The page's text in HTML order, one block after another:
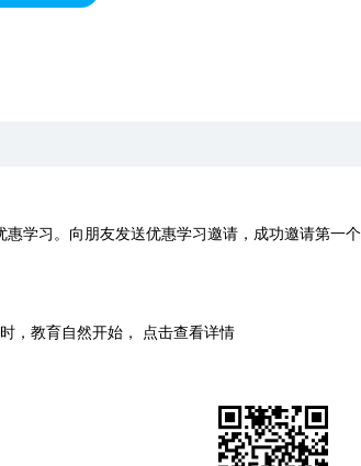
学习。向朋友发送优惠学习邀请，成功邀请第
，教育自然开始， 点击查看详情